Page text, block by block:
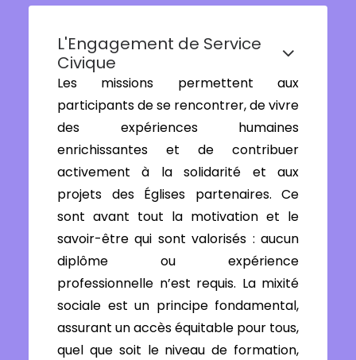
L'Engagement de Service
Civique
Les missions permettent aux
participants de se rencontrer, de vivre
des expériences humaines
enrichissantes et de contribuer
activement à la solidarité et aux
projets des Églises partenaires. Ce
sont avant tout la motivation et le
savoir-être qui sont valorisés : aucun
diplôme ou expérience
professionnelle n’est requis. La mixité
sociale est un principe fondamental,
assurant un accès équitable pour tous,
quel que soit le niveau de formation,